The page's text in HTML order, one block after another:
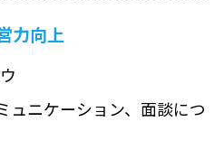
力向上
ュニケーション、面談につ